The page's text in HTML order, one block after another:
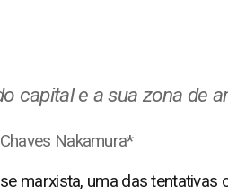
capital e a sua zona de
Nakamura*
marxista, uma das